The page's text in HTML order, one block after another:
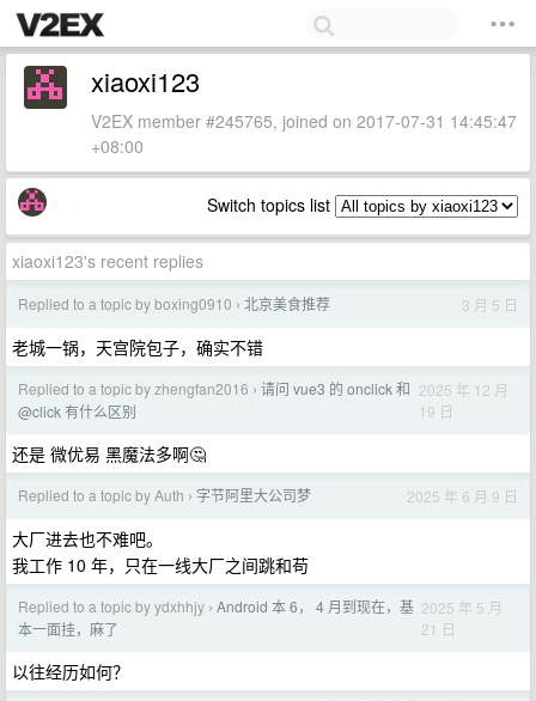
xiaoxi123
V2EX member #245765, joined on 2017-07-31 14:45:47
+08:00
Switch topics list
xiaoxi123's recent replies
Replied to a topic by boxing0910 › 北京美食推荐 3 月 5 日
老城一锅，天宫院包子，确实不错
Replied to a topic by zhengfan2016 › 请问 vue3 的 onclick 和
@click 有什么区别
2025 年 12 月
19 日
还是 微优易 黑魔法多啊🤔
Replied to a topic by Auth › 字节阿里大公司梦 2025 年 6 月 9 日
大厂进去也不难吧。
我工作 10 年，只在一线大厂之间跳和苟
Replied to a topic by ydxhhjy › Android 本 6， 4 月到现在，基
本一面挂，麻了
2025 年 5 月
21 日
以往经历如何？